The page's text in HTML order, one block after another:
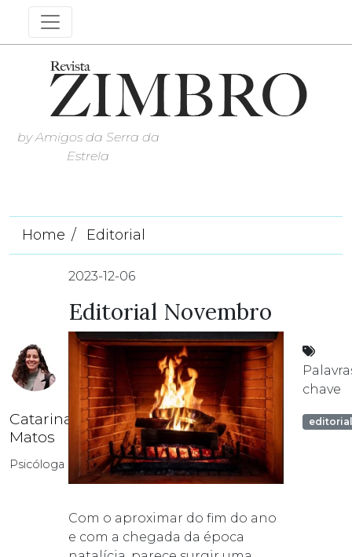
by Amigos da Serra da
Estrela
Home Editorial
Catarina
Matos
Psicóloga
2023-12-06
Editorial Novembro
chave
Com o aproximar do fim do ano
e com a chegada da época